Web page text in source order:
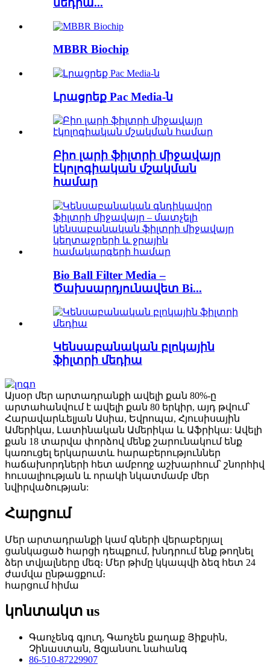
մեդիա...
MBBR Biochip
Լրացրեք Pac Media-ն
Բիո լարի ֆիլտրի միջավայր
էկոլոգիական մշակման
համար
Bio Ball Filter Media –
Ծախսարդյունավետ Bi...
Կենսաբանական բլոկային
ֆիլտրի մեդիա
Այսօր մեր արտադրանքի ավելի քան 80%-ը
արտահանվում է ավելի քան 80 երկիր, այդ թվում՝
Հարավարևելյան Ասիա, Եվրոպա, Հյուսիսային
Ամերիկա, Լատինական Ամերիկա և Աֆրիկա: Ավելի
քան 18 տարվա փորձով մենք շարունակում ենք
կառուցել երկարատև հարաբերություններ
հաճախորդների հետ ամբողջ աշխարհում՝ շնորհիվ
հուսալիության և որակի նկատմամբ մեր
նվիրվածության:
Հարցում
Մեր արտադրանքի կամ գների վերաբերյալ
ցանկացած հարցի դեպքում, խնդրում ենք թողնել
ձեր տվյալները մեզ։ Մեր թիմը կկապվի ձեզ հետ 24
ժամվա ընթացքում։
հարցում հիմա
կոնտակտ us
Գաոչենգ գյուղ, Գաոչեն քաղաք Յիքսին,
Չինաստան, Ցզյանսու նահանգ
86-510-87229907